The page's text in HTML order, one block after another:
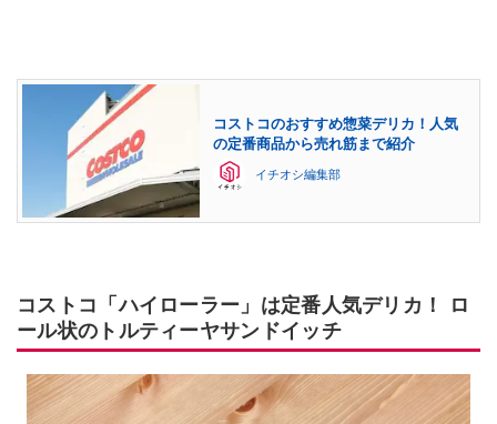
コストコのおすすめ惣菜デリカ！人気
の定番商品から売れ筋まで紹介
イチオシ編集部
コストコ「ハイローラー」は定番人気デリカ！ ロ
ール状のトルティーヤサンドイッチ